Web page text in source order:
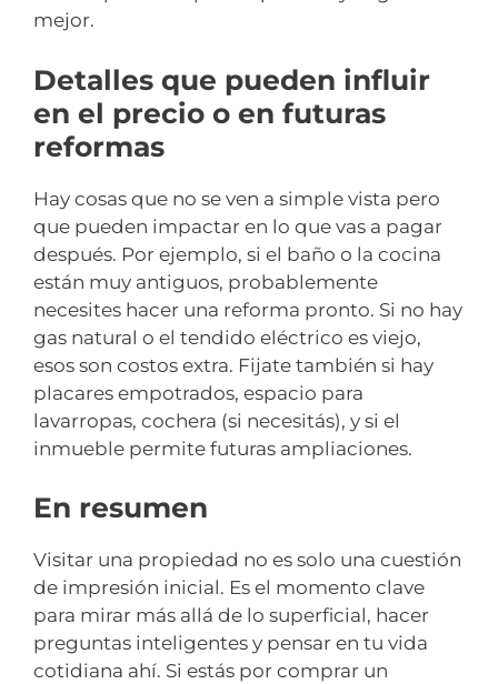
mejor.
Detalles que pueden influir
en el precio o en futuras
reformas
Hay cosas que no se ven a simple vista pero
que pueden impactar en lo que vas a pagar
después. Por ejemplo, si el baño o la cocina
están muy antiguos, probablemente
necesites hacer una reforma pronto. Si no hay
gas natural o el tendido eléctrico es viejo,
esos son costos extra. Fijate también si hay
placares empotrados, espacio para
lavarropas, cochera (si necesitás), y si el
inmueble permite futuras ampliaciones.
En resumen
Visitar una propiedad no es solo una cuestión
de impresión inicial. Es el momento clave
para mirar más allá de lo superficial, hacer
preguntas inteligentes y pensar en tu vida
cotidiana ahí. Si estás por comprar un